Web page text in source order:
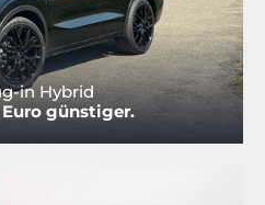
in Hybrid
günstiger.